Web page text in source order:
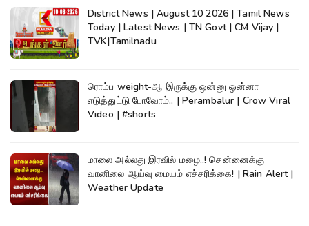
District News | August 10 2026 | Tamil News
Today | Latest News | TN Govt | CM Vijay |
TVK|Tamilnadu
ரொம்ப weight-ஆ இருக்கு ஒன்னு ஒன்னா
எடுத்துட்டு போவோம்.. | Perambalur | Crow Viral
Video | #shorts
மாலை அல்லது இரவில் மழை..! சென்னைக்கு
வானிலை ஆய்வு மையம் எச்சரிக்கை! | Rain Alert |
Weather Update